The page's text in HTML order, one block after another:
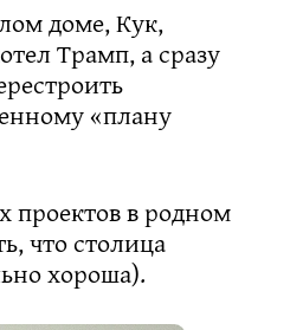
доме, Кук,
Трамп, а сразу
«плану
проектов в родном
что столица
хороша).